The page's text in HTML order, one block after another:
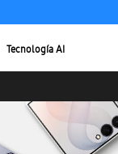
Tecnología AI